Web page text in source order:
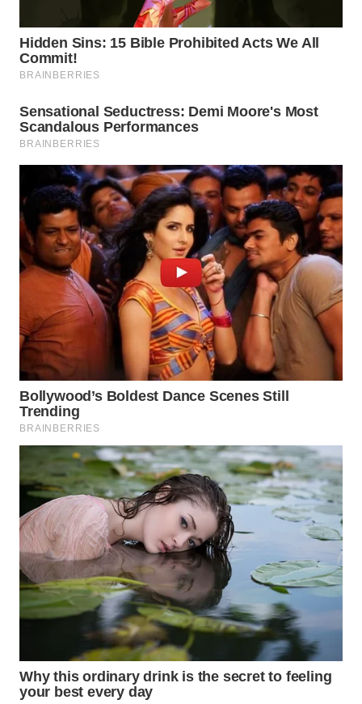
TIMUR
WN
WN
WN
BOROBUDUR
WN
MADURA
WN
SURABAYA
WN
NATUNA
BINTAN
WN
MANDALIKA
WN
LIKUPANG
WN
LABUANBAJO
WN
BORNEO